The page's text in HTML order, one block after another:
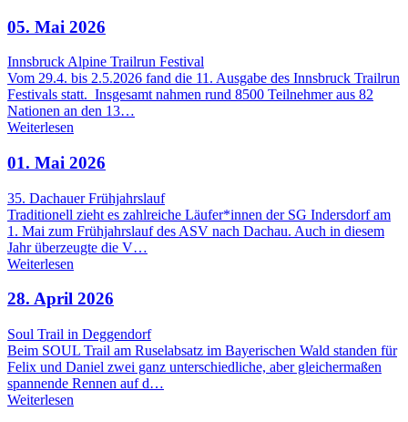
05. Mai 2026
Innsbruck Alpine Trailrun Festival
Vom 29.4. bis 2.5.2026 fand die 11. Ausgabe des Innsbruck Trailrun
Festivals statt. Insgesamt nahmen rund 8500 Teilnehmer aus 82
Nationen an den 13…
Weiterlesen
01. Mai 2026
35. Dachauer Frühjahrslauf
Traditionell zieht es zahlreiche Läufer*innen der SG Indersdorf am
1. Mai zum Frühjahrslauf des ASV nach Dachau. Auch in diesem
Jahr überzeugte die V…
Weiterlesen
28. April 2026
Soul Trail in Deggendorf
Beim SOUL Trail am Ruselabsatz im Bayerischen Wald standen für
Felix und Daniel zwei ganz unterschiedliche, aber gleichermaßen
spannende Rennen auf d…
Weiterlesen